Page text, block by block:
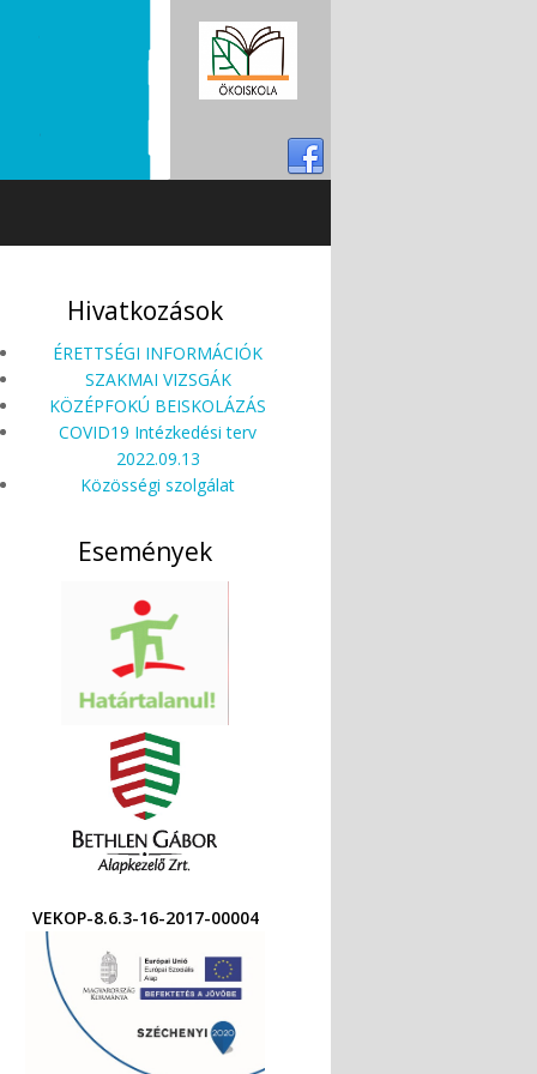
Hivatkozások
ÉRETTSÉGI INFORMÁCIÓK
SZAKMAI VIZSGÁK
KÖZÉPFOKÚ BEISKOLÁZÁS
COVID19 Intézkedési terv
2022.09.13
Közösségi szolgálat
Események
VEKOP-8.6.3-16-2017-00004